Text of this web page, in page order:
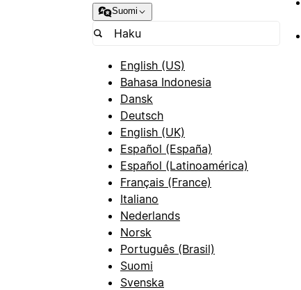
Suomi
English (US)
Bahasa Indonesia
Dansk
Deutsch
English (UK)
Español (España)
Español (Latinoamérica)
Français (France)
Italiano
Nederlands
Norsk
Português (Brasil)
Suomi
Svenska